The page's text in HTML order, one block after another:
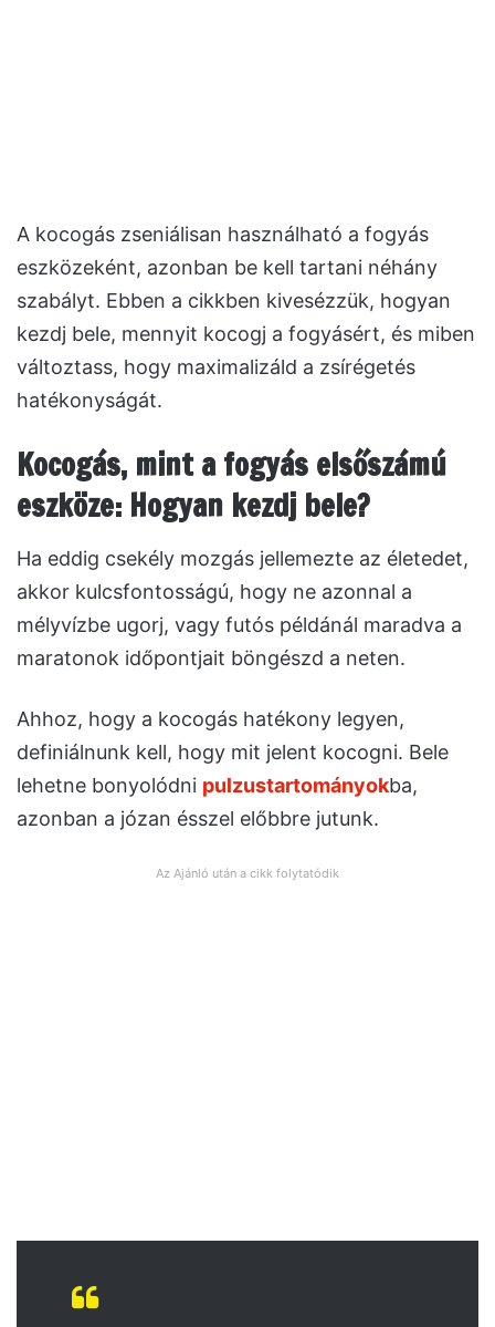
A kocogás zseniálisan használható a fogyás
eszközeként, azonban be kell tartani néhány
szabályt. Ebben a cikkben kivesézzük, hogyan
kezdj bele, mennyit kocogj a fogyásért, és miben
változtass, hogy maximalizáld a zsírégetés
hatékonyságát.
Kocogás, mint a fogyás elsőszámú
eszköze: Hogyan kezdj bele?
Ha eddig csekély mozgás jellemezte az életedet,
akkor kulcsfontosságú, hogy ne azonnal a
mélyvízbe ugorj, vagy futós példánál maradva a
maratonok időpontjait böngészd a neten.
Ahhoz, hogy a kocogás hatékony legyen,
definiálnunk kell, hogy mit jelent kocogni. Bele
lehetne bonyolódni pulzustartományokba,
azonban a józan ésszel előbbre jutunk.
Az Ajánló után a cikk folytatódik